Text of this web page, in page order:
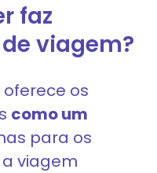
faz
viagem?
oferece os
como um
para os
viagem